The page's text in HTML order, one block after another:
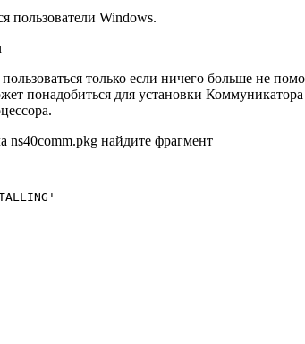
пользователи Windows.
только если ничего больше не
понадобиться для установки
ns40comm.pkg найдите фрагмент